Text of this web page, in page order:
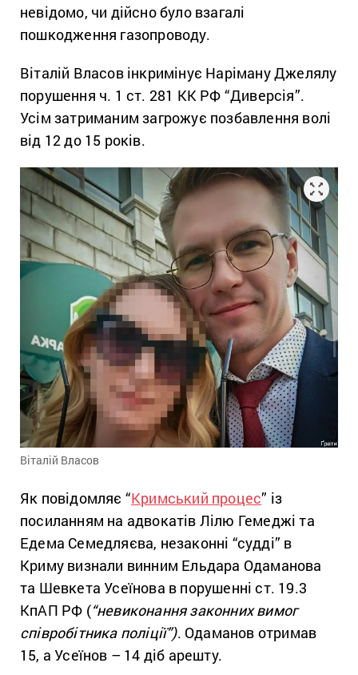
невідомо, чи дійсно було взагалі
пошкодження газопроводу.
Віталій Власов інкримінує Наріману Джелялу
порушення ч. 1 ст. 281 КК РФ “Диверсія”.
Усім затриманим загрожує позбавлення волі
від 12 до 15 років.
Віталій Власов
Як повідомляє “Кримський процес” із
посиланням на адвокатів Лілю Гемеджі та
Едема Семедляєва, незаконні “судді” в
Криму визнали винним Ельдара Одаманова
та Шевкета Усеїнова в порушенні ст. 19.3
КпАП РФ (“невиконання законних вимог
співробітника поліції”). Одаманов отримав
15, а Усеїнов – 14 діб арешту.